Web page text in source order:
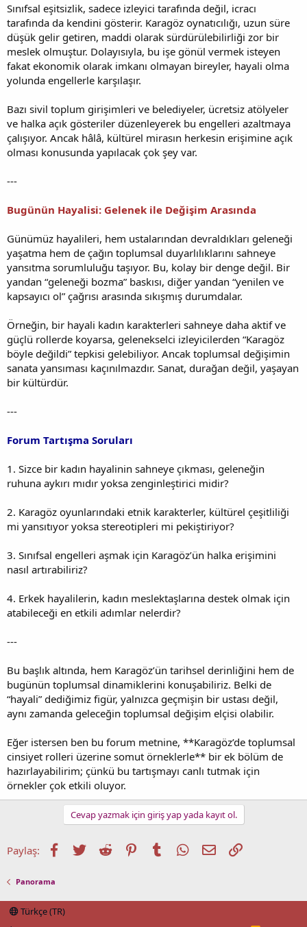
Sınıfsal eşitsizlik, sadece izleyici tarafında değil, icracı
tarafında da kendini gösterir. Karagöz oynatıcılığı, uzun süre
düşük gelir getiren, maddi olarak sürdürülebilirliği zor bir
meslek olmuştur. Dolayısıyla, bu işe gönül vermek isteyen
fakat ekonomik olarak imkanı olmayan bireyler, hayali olma
yolunda engellerle karşılaşır.
Bazı sivil toplum girişimleri ve belediyeler, ücretsiz atölyeler
ve halka açık gösteriler düzenleyerek bu engelleri azaltmaya
çalışıyor. Ancak hâlâ, kültürel mirasın herkesin erişimine açık
olması konusunda yapılacak çok şey var.
---
Bugünün Hayalisi: Gelenek ile Değişim Arasında
Günümüz hayalileri, hem ustalarından devraldıkları geleneği
yaşatma hem de çağın toplumsal duyarlılıklarını sahneye
yansıtma sorumluluğu taşıyor. Bu, kolay bir denge değil. Bir
yandan “geleneği bozma” baskısı, diğer yandan “yenilen ve
kapsayıcı ol” çağrısı arasında sıkışmış durumdalar.
Örneğin, bir hayali kadın karakterleri sahneye daha aktif ve
güçlü rollerde koyarsa, gelenekselci izleyicilerden “Karagöz
böyle değildi” tepkisi gelebiliyor. Ancak toplumsal değişimin
sanata yansıması kaçınılmazdır. Sanat, durağan değil, yaşayan
bir kültürdür.
---
Forum Tartışma Soruları
1. Sizce bir kadın hayalinin sahneye çıkması, geleneğin
ruhuna aykırı mıdır yoksa zenginleştirici midir?
2. Karagöz oyunlarındaki etnik karakterler, kültürel çeşitliliği
mi yansıtıyor yoksa stereotipleri mi pekiştiriyor?
3. Sınıfsal engelleri aşmak için Karagöz’ün halka erişimini
nasıl artırabiliriz?
4. Erkek hayalilerin, kadın meslektaşlarına destek olmak için
atabileceği en etkili adımlar nelerdir?
---
Bu başlık altında, hem Karagöz’ün tarihsel derinliğini hem de
bugünün toplumsal dinamiklerini konuşabiliriz. Belki de
“hayali” dediğimiz figür, yalnızca geçmişin bir ustası değil,
aynı zamanda geleceğin toplumsal değişim elçisi olabilir.
Eğer istersen ben bu forum metnine, **Karagöz’de toplumsal
cinsiyet rolleri üzerine somut örneklerle** bir ek bölüm de
hazırlayabilirim; çünkü bu tartışmayı canlı tutmak için
örnekler çok etkili oluyor.
Cevap yazmak için giriş yap yada kayıt ol.
Paylaş: Facebook
TwitterReddit PinterestTumblrWhatsApp
E-postaLink
Panorama
Türkçe (TR)